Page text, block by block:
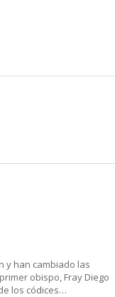
y han cambiado las
obispo, Fray Diego
los códices…